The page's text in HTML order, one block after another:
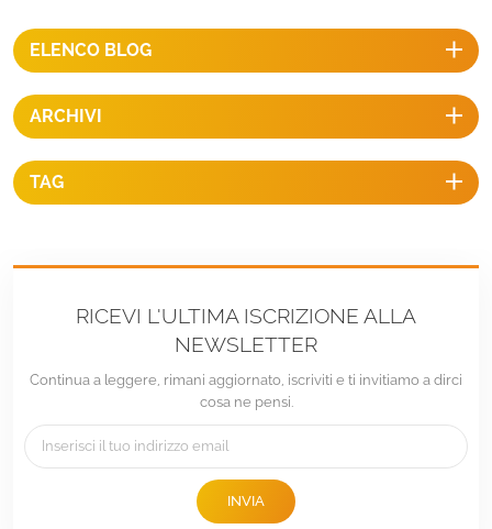
ELENCO BLOG
ARCHIVI
TAG
RICEVI L'ULTIMA ISCRIZIONE ALLA
NEWSLETTER
Continua a leggere, rimani aggiornato, iscriviti e ti invitiamo a dirci
cosa ne pensi.
INVIA